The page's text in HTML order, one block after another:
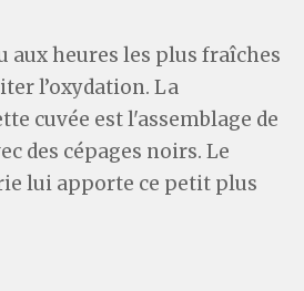
aux heures les plus fraîches
l’oxydation. La
cuvée est l'assemblage de
des cépages noirs. Le
lui apporte ce petit plus